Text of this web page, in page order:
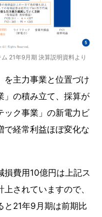
21年9月期 決算説明資料より
を主力事業と位置づけ
」の積み立て、採算が
ック事業」の新電力ビ
で経常利益ほぼ変化な
損費用10億円は上記ス
されていますので、
と21年9月期は前期比